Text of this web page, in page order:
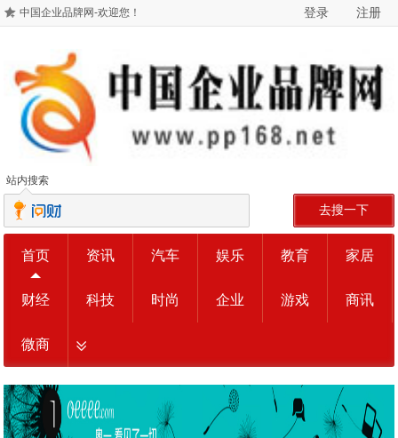
中国企业品牌网-欢迎您！ 登录 注册
站内搜索
去搜一下
首页 资讯 汽车 娱乐 教育 家居
财经 科技 时尚 企业 游戏 商讯
微商